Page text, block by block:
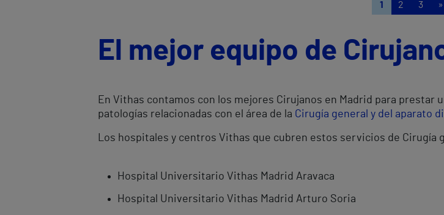
1 2 3 »
El mejor equipo de
En Vithas contamos con los mejores Cirujanos en Madrid para
patologías relacionadas con el área de la Cirugía general y del aparato
Los hospitales y centros Vithas que cubren estos servicios de Cirugía
Hospital Universitario Vithas Madrid Aravaca
Hospital Universitario Vithas Madrid Arturo Soria